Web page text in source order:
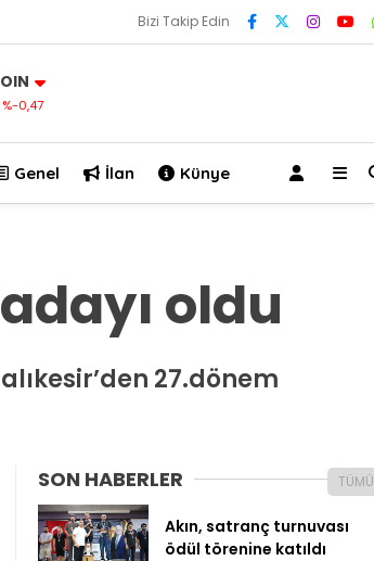
Bizi Takip Edin
%-0,47
Genel İlan Künye
oldu
27.dönem
SON HABERLER TÜMÜ
Akın, satranç turnuvası
ödül törenine katıldı